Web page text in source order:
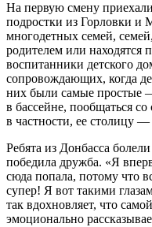
На первую смену
подростки из Горловки и
многодетных семей,
родителем или находятся
воспитанники детского
сопровождающих, когда
них были самые простые
в бассейне, пообщаться
в частности, ее столицу
Ребята из Донбасса
победила дружба. «Я
сюда попала, потому что
супер! Я вот такими
так вдохновляет, что
эмоционально